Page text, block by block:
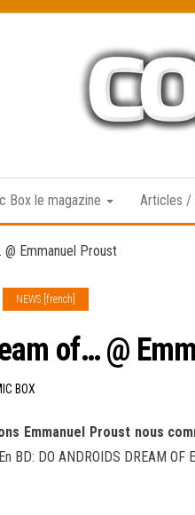
Box le magazine Articles /
Emmanuel Proust
NEWS [french]
of… @
BOX
Emmanuel Proust nous
BD: DO ANDROIDS DREAM OF